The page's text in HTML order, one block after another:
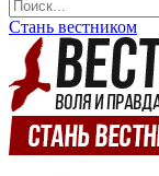
Стань вестником